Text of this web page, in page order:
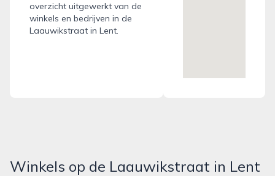
overzicht uitgewerkt van de
winkels en bedrijven in de
Laauwikstraat in Lent.
Winkels op de Laauwikstraat in Lent